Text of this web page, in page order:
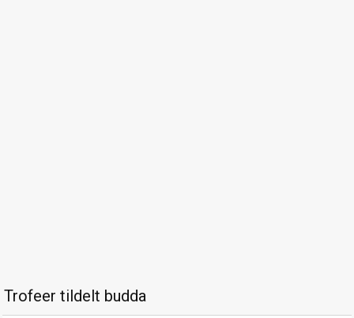
Trofeer tildelt budda